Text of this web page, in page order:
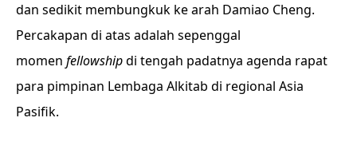
dan sedikit membungkuk ke arah Damiao Cheng.
Percakapan di atas adalah sepenggal
momen fellowshipdi tengah padatnya agenda rapat
para pimpinan Lembaga Alkitab di regional Asia
Pasifik.